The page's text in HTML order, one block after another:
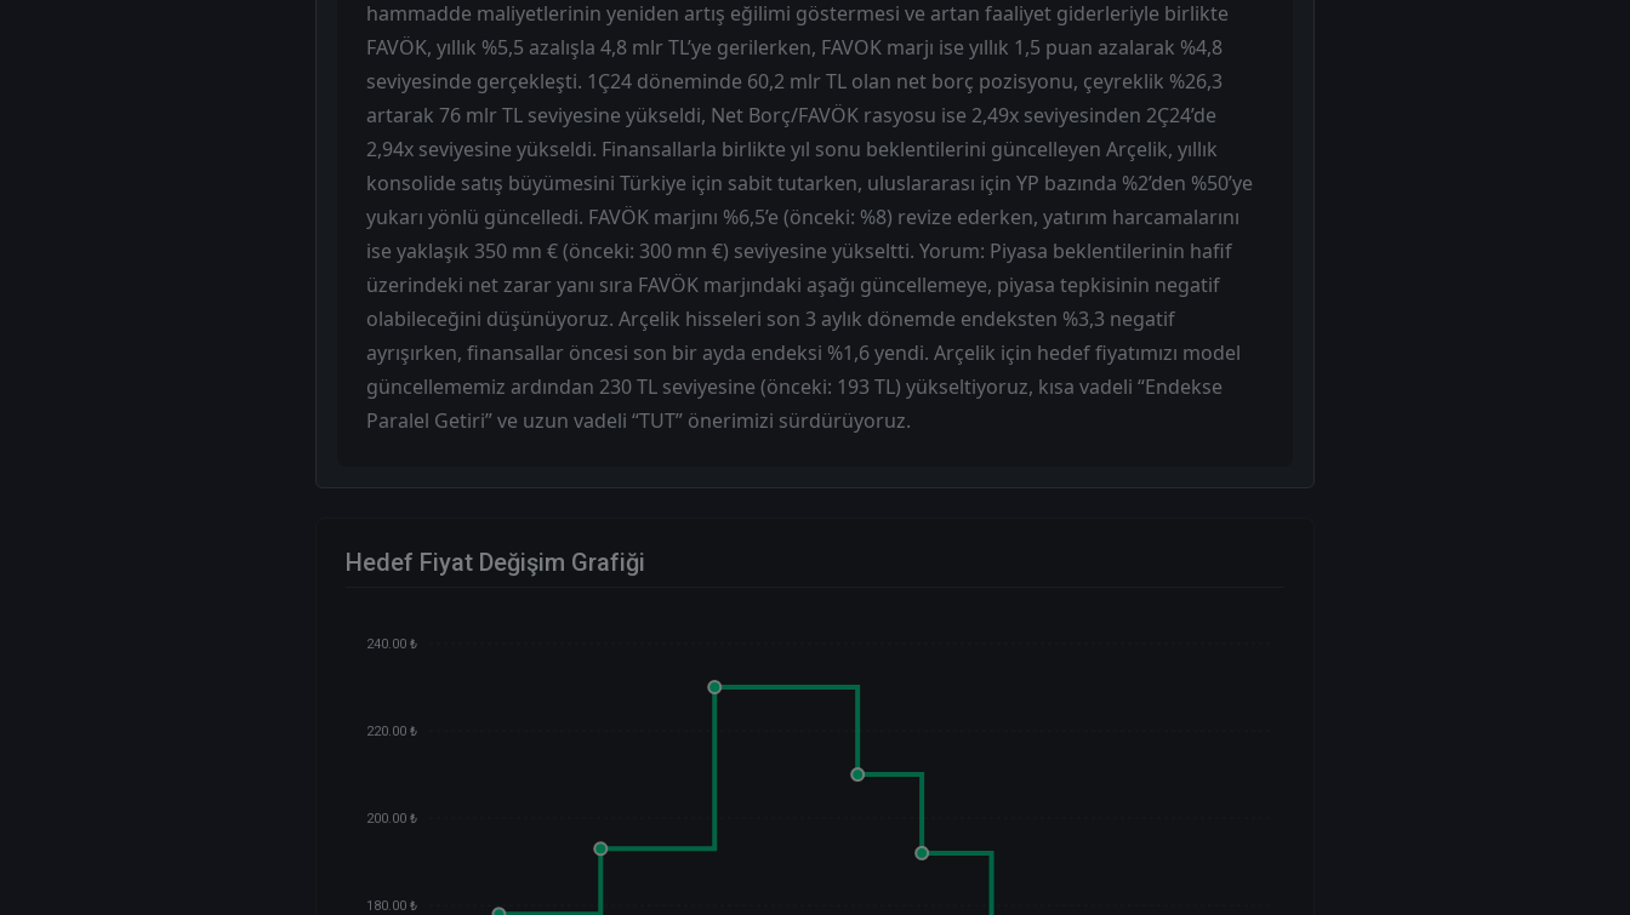
hammadde maliyetlerinin yeniden artış eğilimi göstermesi ve artan faaliyet giderleriyle birlikte
FAVÖK, yıllık %5,5 azalışla 4,8 mlr TL’ye gerilerken, FAVOK marjı ise yıllık 1,5 puan azalarak %4,8
seviyesinde gerçekleşti. 1Ç24 döneminde 60,2 mlr TL olan net borç pozisyonu, çeyreklik %26,3
artarak 76 mlr TL seviyesine yükseldi, Net Borç/FAVÖK rasyosu ise 2,49x seviyesinden 2Ç24’de
2,94x seviyesine yükseldi. Finansallarla birlikte yıl sonu beklentilerini güncelleyen Arçelik, yıllık
konsolide satış büyümesini Türkiye için sabit tutarken, uluslararası için YP bazında %2’den %50’ye
yukarı yönlü güncelledi. FAVÖK marjını %6,5’e (önceki: %8) revize ederken, yatırım harcamalarını
ise yaklaşık 350 mn € (önceki: 300 mn €) seviyesine yükseltti. Yorum: Piyasa beklentilerinin hafif
üzerindeki net zarar yanı sıra FAVÖK marjındaki aşağı güncellemeye, piyasa tepkisinin negatif
olabileceğini düşünüyoruz. Arçelik hisseleri son 3 aylık dönemde endeksten %3,3 negatif
ayrışırken, finansallar öncesi son bir ayda endeksi %1,6 yendi. Arçelik için hedef fiyatımızı model
güncellememiz ardından 230 TL seviyesine (önceki: 193 TL) yükseltiyoruz, kısa vadeli “Endekse
Paralel Getiri” ve uzun vadeli “TUT” önerimizi sürdürüyoruz.
Hedef Fiyat Değişim Grafiği
240.00 ₺
220.00 ₺
200.00 ₺
180.00 ₺